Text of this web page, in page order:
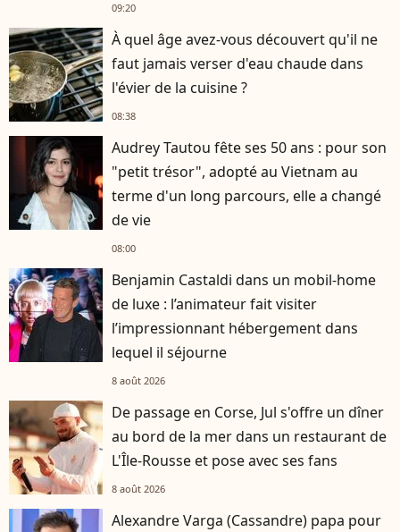
09:20
À quel âge avez-vous découvert qu'il ne
faut jamais verser d'eau chaude dans
l'évier de la cuisine ?
08:38
Audrey Tautou fête ses 50 ans : pour son
"petit trésor", adopté au Vietnam au
terme d'un long parcours, elle a changé
de vie
08:00
Benjamin Castaldi dans un mobil-home
de luxe : l’animateur fait visiter
l’impressionnant hébergement dans
lequel il séjourne
8 août 2026
De passage en Corse, Jul s'offre un dîner
au bord de la mer dans un restaurant de
L'Île-Rousse et pose avec ses fans
8 août 2026
Alexandre Varga (Cassandre) papa pour